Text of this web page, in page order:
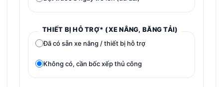
THIẾT BỊ HỖ TRỢ* (XE NÂNG, BĂNG TẢI)
Đã có sẵn xe nâng / thiết bị hỗ trợ
Không có, cần bốc xếp thủ công